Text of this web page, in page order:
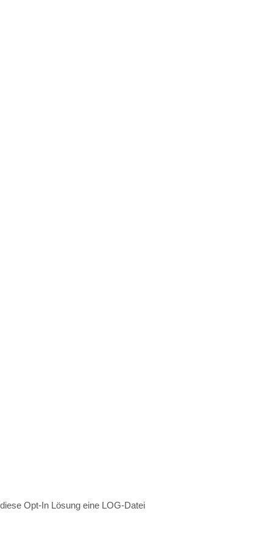
Opt-In Lösung eine LOG-Datei